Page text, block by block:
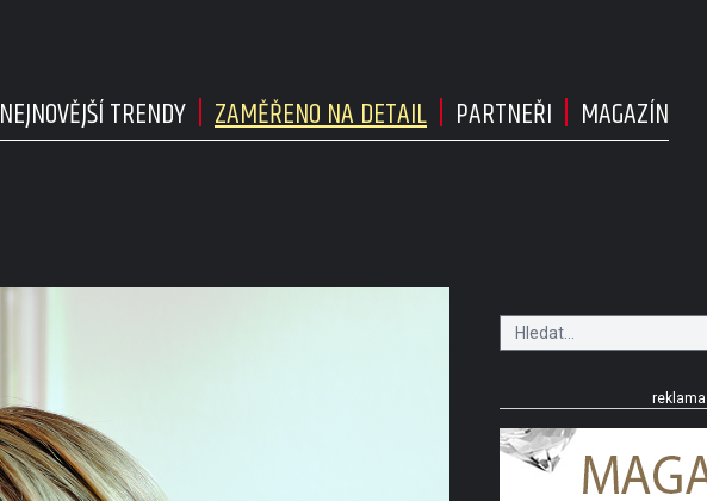
NEJNOVĚJŠÍ TRENDY ZAMĚŘENO NA DETAIL PARTNEŘI MAGAZÍN
reklama